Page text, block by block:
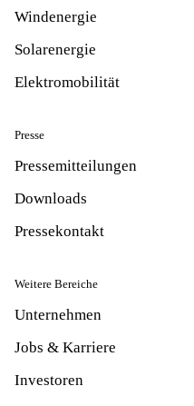
Windenergie
Solarenergie
Elektromobilität
Presse
Pressemitteilungen
Downloads
Pressekontakt
Weitere Bereiche
Unternehmen
Jobs & Karriere
Investoren